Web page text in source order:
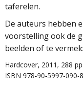
taferelen.
De auteurs hebben
voorstelling ook de
beelden of te
Hardcover, 2011, 288
ISBN 978-90-5997-090-8